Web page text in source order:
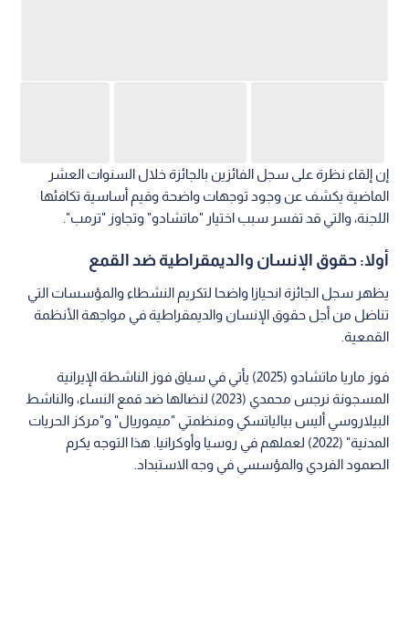
إن إلقاء نظرة على سجل الفائزين بالجائزة خلال السنوات العشر
الماضية يكشف عن وجود توجهات واضحة وقيم أساسية تكافئها
اللجنة، والتي قد تفسر سبب اختيار "ماتشادو" وتجاوز "ترمب".
أولا: حقوق الإنسان والديمقراطية ضد القمع
يظهر سجل الجائزة انحيازا واضحا لتكريم النشطاء والمؤسسات التي
تناضل من أجل حقوق الإنسان والديمقراطية في مواجهة الأنظمة
القمعية.
فوز ماريا ماتشادو (2025) يأتي في سياق فوز الناشطة الإيرانية
المسجونة نرجس محمدي (2023) لنضالها ضد قمع النساء، والناشط
البيلاروسي أليس بيالياتسكي ومنظمتي "ميموريال" و"مركز الحريات
المدنية" (2022) لعملهم في روسيا وأوكرانيا. هذا التوجه يكرم
الصمود الفردي والمؤسسي في وجه الاستبداد.